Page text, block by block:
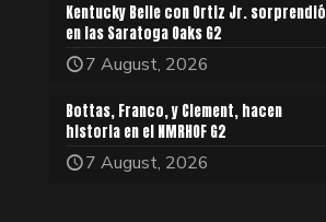
Kentucky Belle con Ortiz Jr. sorprendió
en las Saratoga Oaks G2
7 August, 2026
Bottas, Franco, y Clement, hacen
historia en el NMRHOF G2
7 August, 2026